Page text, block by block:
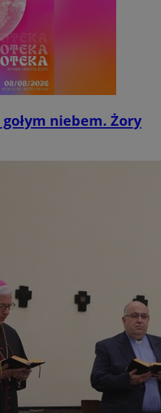
niebem. Żory